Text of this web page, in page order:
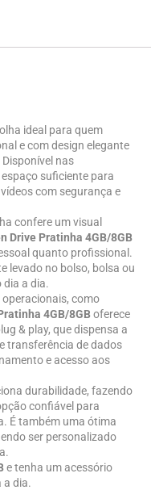
ideal para quem
e com design elegante
nas
espaço suficiente para
com segurança e
confere um visual
Drive Pratinha 4GB/8GB
quanto profissional.
levado no bolso, bolsa ou
a dia.
como
4GB/8GBoferece
& play, que dispensa a
transferência de dados
e acesso aos
durabilidade, fazendo
confiável para
É também uma ótima
ser personalizado
e tenha um acessório
a dia.